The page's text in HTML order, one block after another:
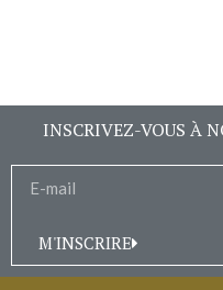
INSCRIVEZ-VOUS À
M'INSCRIRE